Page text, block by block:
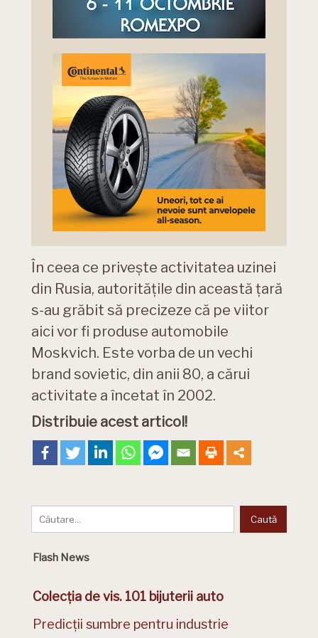
În ceea ce privește activitatea uzinei
din Rusia, autoritățile din această țară
s-au grăbit să precizeze că pe viitor
aici vor fi produse automobile
Moskvich. Este vorba de un vechi
brand sovietic, din anii 80, a cărui
activitate a încetat în 2002.
Distribuie acest articol!
Flash News
Colecția de vis. 101 bijuterii auto
Predicții sumbre pentru industrie